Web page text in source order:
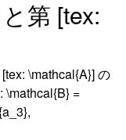
第 [tex:
\mathcal{A}] の
\mathcal{B} =